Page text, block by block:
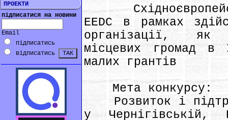
ПРОЕКТИ
підписатися на новини
Email
підписатись
відписатись
EEDC в рамках
організації, як
місцевих громад в
малих грантів
Мета конкурсу:
Розвиток і
у Чернігівській,